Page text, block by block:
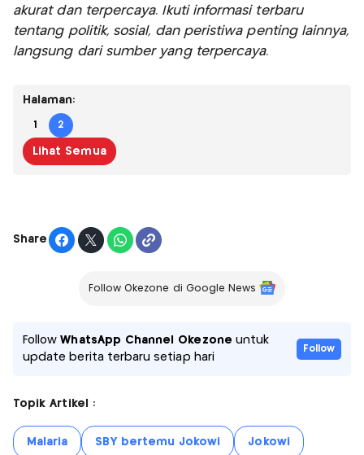
akurat dan terpercaya. Ikuti informasi terbaru
tentang politik, sosial, dan peristiwa penting lainnya,
langsung dari sumber yang terpercaya.
Halaman:
1 2
Lihat Semua
Share
Follow Okezone di Google News
FollowWhatsApp Channel Okezone untuk
update berita terbaru setiap hari
Follow
Topik Artikel :
Malaria SBY bertemu Jokowi Jokowi